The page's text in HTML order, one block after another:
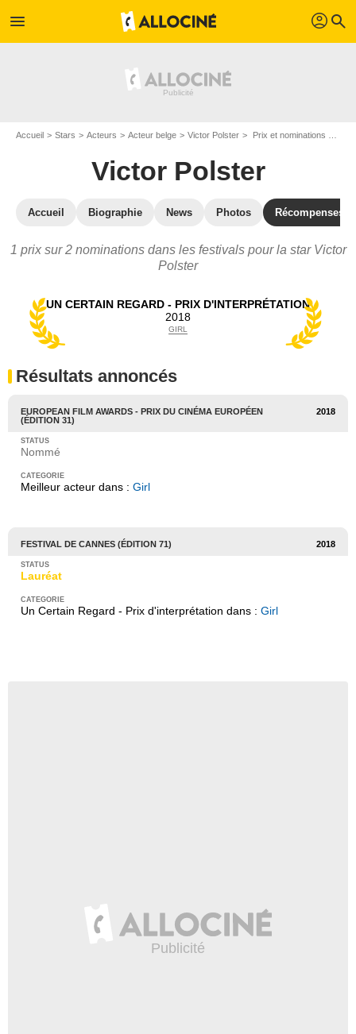
menu profil search
Accueil Stars Acteurs Acteur belge Victor Polster Prix et nominations de Victor Polster
Victor Polster
Accueil Biographie News Photos Récompenses
1 prix sur 2 nominations dans les festivals pour la star Victor
Polster
UN CERTAIN REGARD - PRIX D'INTERPRÉTATION
2018
GIRL
Résultats annoncés
EUROPEAN FILM AWARDS - PRIX DU CINÉMA EUROPÉEN
(ÉDITION 31)
2018
Nommé
Meilleur acteur dans : Girl
FESTIVAL DE CANNES (ÉDITION 71) 2018
Lauréat
Un Certain Regard - Prix d'interprétation dans : Girl